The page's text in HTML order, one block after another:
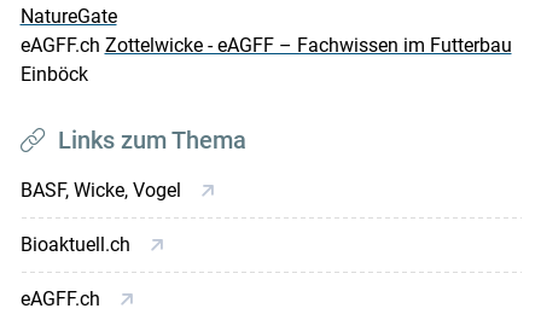
NatureGate
eAGFF.ch Zottelwicke - eAGFF – Fachwissen im Futterbau
Einböck
Links zum Thema
BASF, Wicke, Vogel
Bioaktuell.ch
eAGFF.ch